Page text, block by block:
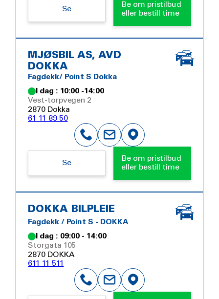
Se
Be om pristilbud
eller bestill time
MJØSBIL AS, AVD
DOKKA
Fagdekk/ Point S Dokka
I dag : 10:00 -14:00
Vest-torpvegen 2
2870 Dokka
61 11 89 50
Se
Be om pristilbud
eller bestill time
DOKKA BILPLEIE
Fagdekk / Point S - DOKKA
I dag : 09:00 - 14:00
Storgata 105
2870 DOKKA
611 11 511